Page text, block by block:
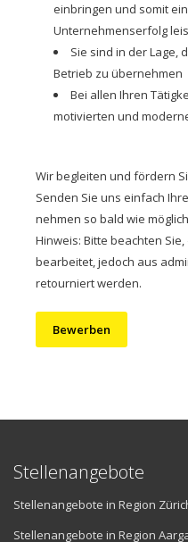
einbringen und somit
Unternehmenserfolg
Sie sind in der Lage,
Betrieb zu übernehmen
Bei allen Ihren
motivierten und
Wir begleiten und fördern
Senden Sie uns einfach
nehmen so bald wie
Hinweis: Bitte beachten
bearbeitet, jedoch aus
retourniert werden.
Bewerben
Stellenangebote
Stellenangebote in Region
Stellenangebote in Region